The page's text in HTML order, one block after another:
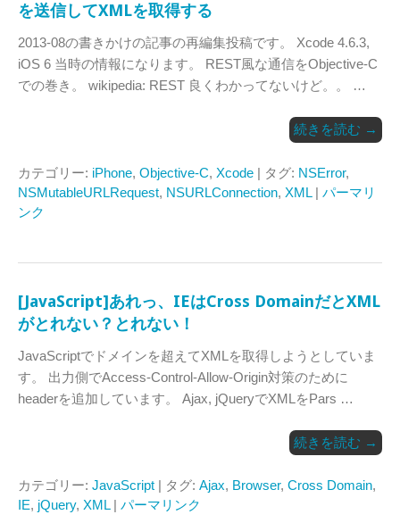
を送信してXMLを取得する
2013-08の書きかけの記事の再編集投稿です。 Xcode 4.6.3,
iOS 6 当時の情報になります。 REST風な通信をObjective-C
での巻き。 wikipedia: REST 良くわかってないけど。。 …
続きを読む →
カテゴリー: iPhone, Objective-C, Xcode | タグ: NSError,
NSMutableURLRequest, NSURLConnection, XML| パーマリ
ンク
[JavaScript]あれっ、IEはCross DomainだとXML
がとれない？とれない！
JavaScriptでドメインを超えてXMLを取得しようとしていま
す。 出力側でAccess-Control-Allow-Origin対策のために
headerを追加しています。 Ajax, jQueryでXMLをPars …
続きを読む →
カテゴリー: JavaScript | タグ: Ajax, Browser, Cross Domain,
IE, jQuery, XML| パーマリンク